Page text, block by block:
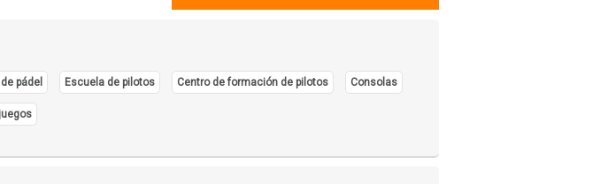
pádel Escuela de pilotos Centro de formación de pilotos Consolas